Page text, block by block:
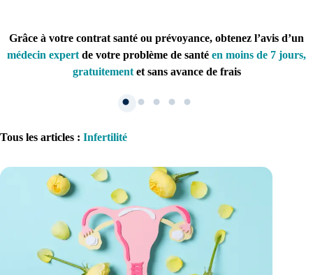
Grâce à votre contrat santé ou prévoyance, obtenez l’avis d’un
médecin expert de votre problème de santé en moins de 7 jours,
gratuitementet sans avance de frais
1. Inscription
Tous les articles : Infertilité